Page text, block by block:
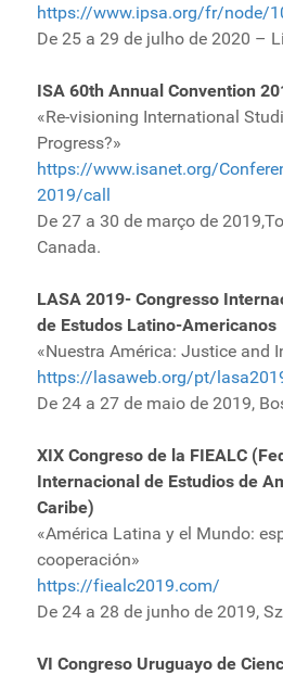
https://www.ipsa.org/fr/node/
De 25 a 29 de julho de 2020 –
ISA 60th Annual Convention
«Re-visioning International
Progress?»
https://www.isanet.org/
2019/call
De 27 a 30 de março de
Canada.
LASA 2019- Congresso
de Estudos Latino-Americanos
«Nuestra América: Justice and
https://lasaweb.org/pt/
De 24 a 27 de maio de 2019,
XIX Congreso de la FIEALC
Internacional de Estudios de
Caribe)
«América Latina y el Mundo:
cooperación»
https://fiealc2019.com/
De 24 a 28 de junho de 2019,
VI Congreso Uruguayo de